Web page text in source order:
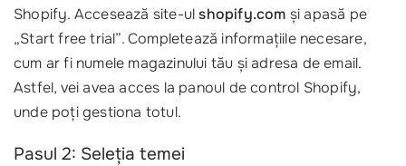
Shopify. Accesează site-ulshopify.com și apasă pe
„Start free trial”. Completează informațiile necesare,
cum ar fi numele magazinului tău și adresa de email.
Astfel, vei avea acces la panoul de control Shopify,
unde poți gestiona totul.
Pasul 2: Seleția temei